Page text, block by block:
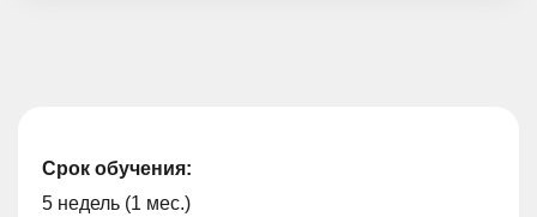
Срок обучения:
5 недель (1 мес.)